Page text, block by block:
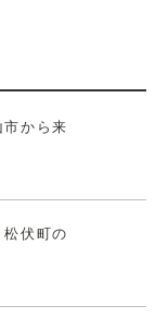
から来
伏町の